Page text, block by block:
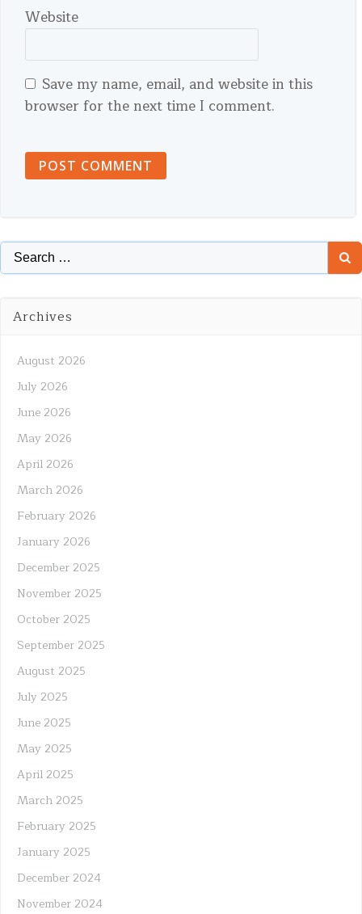
Website
Save my name, email, and website in this
browser for the next time I comment.
Search
for:
Archives
August 2026
July 2026
June 2026
May 2026
April 2026
March 2026
February 2026
January 2026
December 2025
November 2025
October 2025
September 2025
August 2025
July 2025
June 2025
May 2025
April 2025
March 2025
February 2025
January 2025
December 2024
November 2024